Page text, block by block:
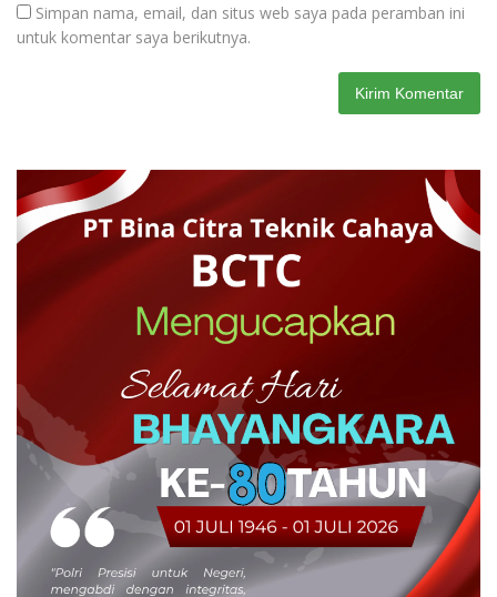
Simpan nama, email, dan situs web saya pada peramban ini
untuk komentar saya berikutnya.